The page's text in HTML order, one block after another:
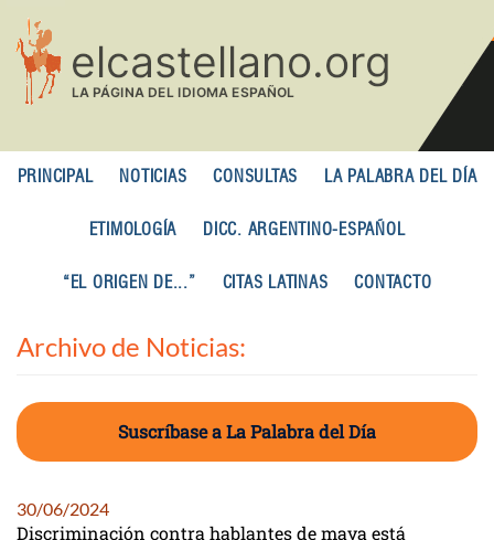
contenido
principal
PRINCIPAL NOTICIAS CONSULTAS LA PALABRA DEL DÍA
ETIMOLOGÍA DICC. ARGENTINO-ESPAÑOL
“EL ORIGEN DE...” CITAS LATINAS CONTACTO
Archivo de Noticias:
Suscríbase a La Palabra del Día
30/06/2024
Discriminación contra hablantes de maya está